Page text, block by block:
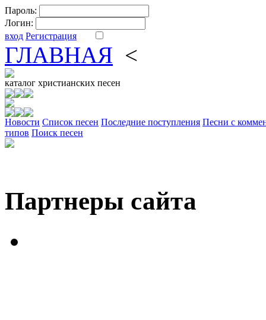
Пароль:
Логин:
вход Регистрация
ГЛАВНАЯ <
каталог христианских песен
Новости Cписок песен Последние поступления Песни с
типов Поиск песен
Партнеры сайта